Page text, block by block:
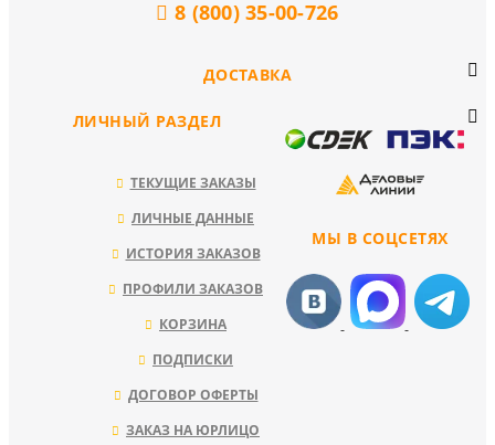
8 (800) 35-00-726
ДОСТАВКА
МЫ В СОЦСЕТЯХ
ЛИЧНЫЙ РАЗДЕЛ
ТЕКУЩИЕ ЗАКАЗЫ
ЛИЧНЫЕ ДАННЫЕ
ИСТОРИЯ ЗАКАЗОВ
ПРОФИЛИ ЗАКАЗОВ
КОРЗИНА
ПОДПИСКИ
ДОГОВОР ОФЕРТЫ
ЗАКАЗ НА ЮРЛИЦО